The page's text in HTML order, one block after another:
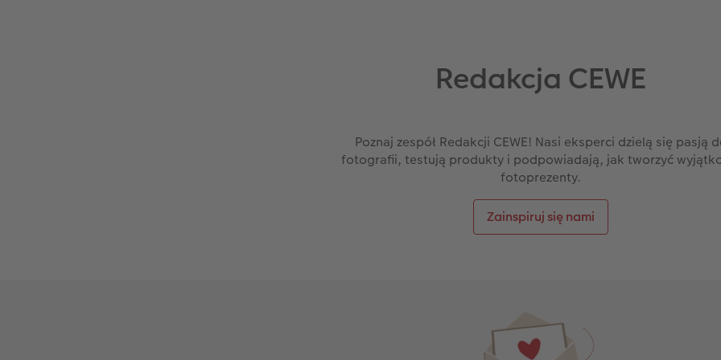
Redakcja CEWE
Poznaj zespół Redakcji CEWE! Nasi eksperci dzielą się pasją
fotografii, testują produkty i podpowiadają, jak tworzyć
fotoprezenty.
Zainspiruj się nami